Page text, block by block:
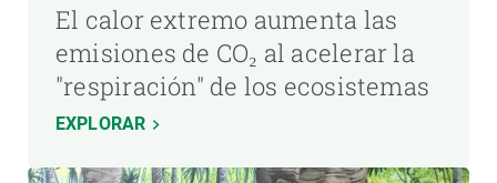
El calor extremo aumenta las
emisiones de CO₂ al acelerar la
"respiración" de los ecosistemas
EXPLORAR